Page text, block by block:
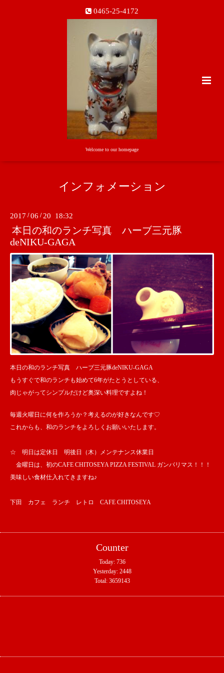
0465-25-4172
Welcome to our homepage
インフォメーション
2017 /06 / 20 18:32
本日の和のランチ写真 ハーブ三元豚
deNIKU-GAGA
本日の和のランチ写真 ハーブ三元豚deNIKU-GAGA
もうすぐで和のランチも始めて6年がたとうとしている、
肉じゃがってシンプルだけど奥深い料理ですよね！
毎週火曜日に何を作ろうか？考えるのが好きなんです♡
これからも、和のランチをよろしくお願いいたします。
☆ 明日は定休日 明後日（木）メンテナンス休業日
金曜日は、初のCAFE CHITOSEYA PIZZA FESTIVAL ガンバリマス！！！
美味しい食材仕入れてきますね♪
下田 カフェ ランチ レトロ CAFE CHITOSEYA
Counter
Today: 736
Yesterday: 2448
Total: 3659143